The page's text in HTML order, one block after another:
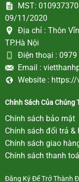
MST:
09/11/2020
Địa chỉ : Thôn
TP.Hà Nội
Điện thoại : 0979
Email :
Website : https://
Chính Sách Của Chúng
Chính sách bảo mật
Chính sách đổi trả &
Chính sách giao
Chính sách thanh
Đăng Ký Để Trở Thành